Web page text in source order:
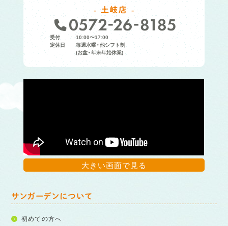
土岐店
受付
10:00〜17:00
定休日
毎週水曜・他シフト制
(お盆・年末年始休業)
大きい画面で見る
サンガーデンについて
初めての方へ